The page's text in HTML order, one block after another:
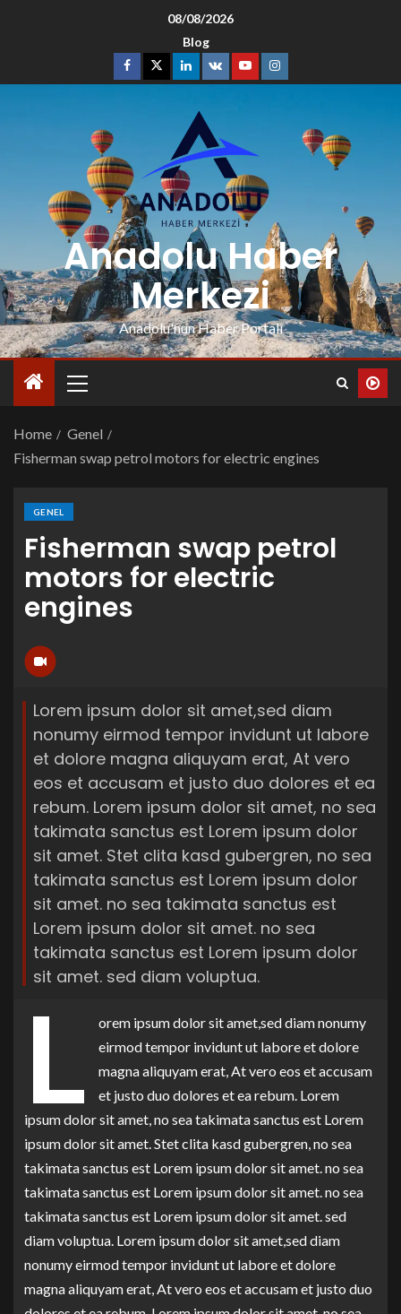
08/08/2026
Blog
Anadolu Haber
Merkezi
Anadolu'nun Haber Portalı
Home
Genel
Fisherman swap petrol motors for electric engines
GENEL
Fisherman swap petrol
motors for electric
engines
Lorem ipsum dolor sit amet,sed diam
nonumy eirmod tempor invidunt ut labore
et dolore magna aliquyam erat, At vero
eos et accusam et justo duo dolores et ea
rebum. Lorem ipsum dolor sit amet, no sea
takimata sanctus est Lorem ipsum dolor
sit amet. Stet clita kasd gubergren, no sea
takimata sanctus est Lorem ipsum dolor
sit amet. no sea takimata sanctus est
Lorem ipsum dolor sit amet. no sea
takimata sanctus est Lorem ipsum dolor
sit amet. sed diam voluptua.
L
orem ipsum dolor sit amet,sed diam nonumy
eirmod tempor invidunt ut labore et dolore
magna aliquyam erat, At vero eos et accusam
et justo duo dolores et ea rebum. Lorem
ipsum dolor sit amet, no sea takimata sanctus est Lorem
ipsum dolor sit amet. Stet clita kasd gubergren, no sea
takimata sanctus est Lorem ipsum dolor sit amet. no sea
takimata sanctus est Lorem ipsum dolor sit amet. no sea
takimata sanctus est Lorem ipsum dolor sit amet. sed
diam voluptua. Lorem ipsum dolor sit amet,sed diam
nonumy eirmod tempor invidunt ut labore et dolore
magna aliquyam erat, At vero eos et accusam et justo duo